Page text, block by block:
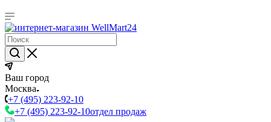
Ваш город
Москва
+7 (495) 223-92-10
+7 (495) 223-92-10отдел продаж